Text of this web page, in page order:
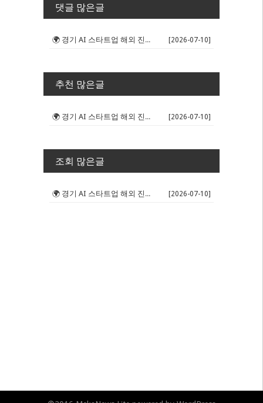
댓글 많은글
🌍 경기 AI 스타트업 해외 진출 판... [2026-07-10]
추천 많은글
🌍 경기 AI 스타트업 해외 진출 판... [2026-07-10]
조회 많은글
🌍 경기 AI 스타트업 해외 진출 판... [2026-07-10]